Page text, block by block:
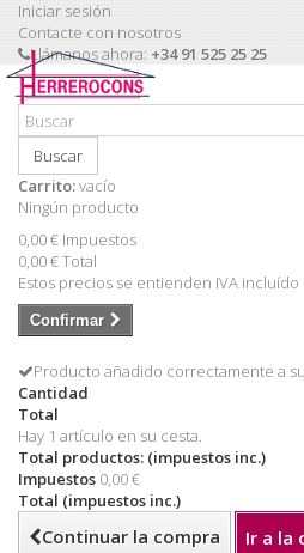
Iniciar sesión
Contacte con nosotros
Llámanos ahora: +34 91 525 25 25
Buscar
Carrito:vacío
Ningún producto
0,00 € Impuestos
0,00 €Total
Estos precios se entienden IVA incluído
Confirmar
Producto añadido correctamente a
Cantidad
Total
Hay 1 artículo en su cesta.
Total productos: (impuestos inc.)
Impuestos 0,00 €
Total (impuestos inc.)
Continuar la compra Ir a la